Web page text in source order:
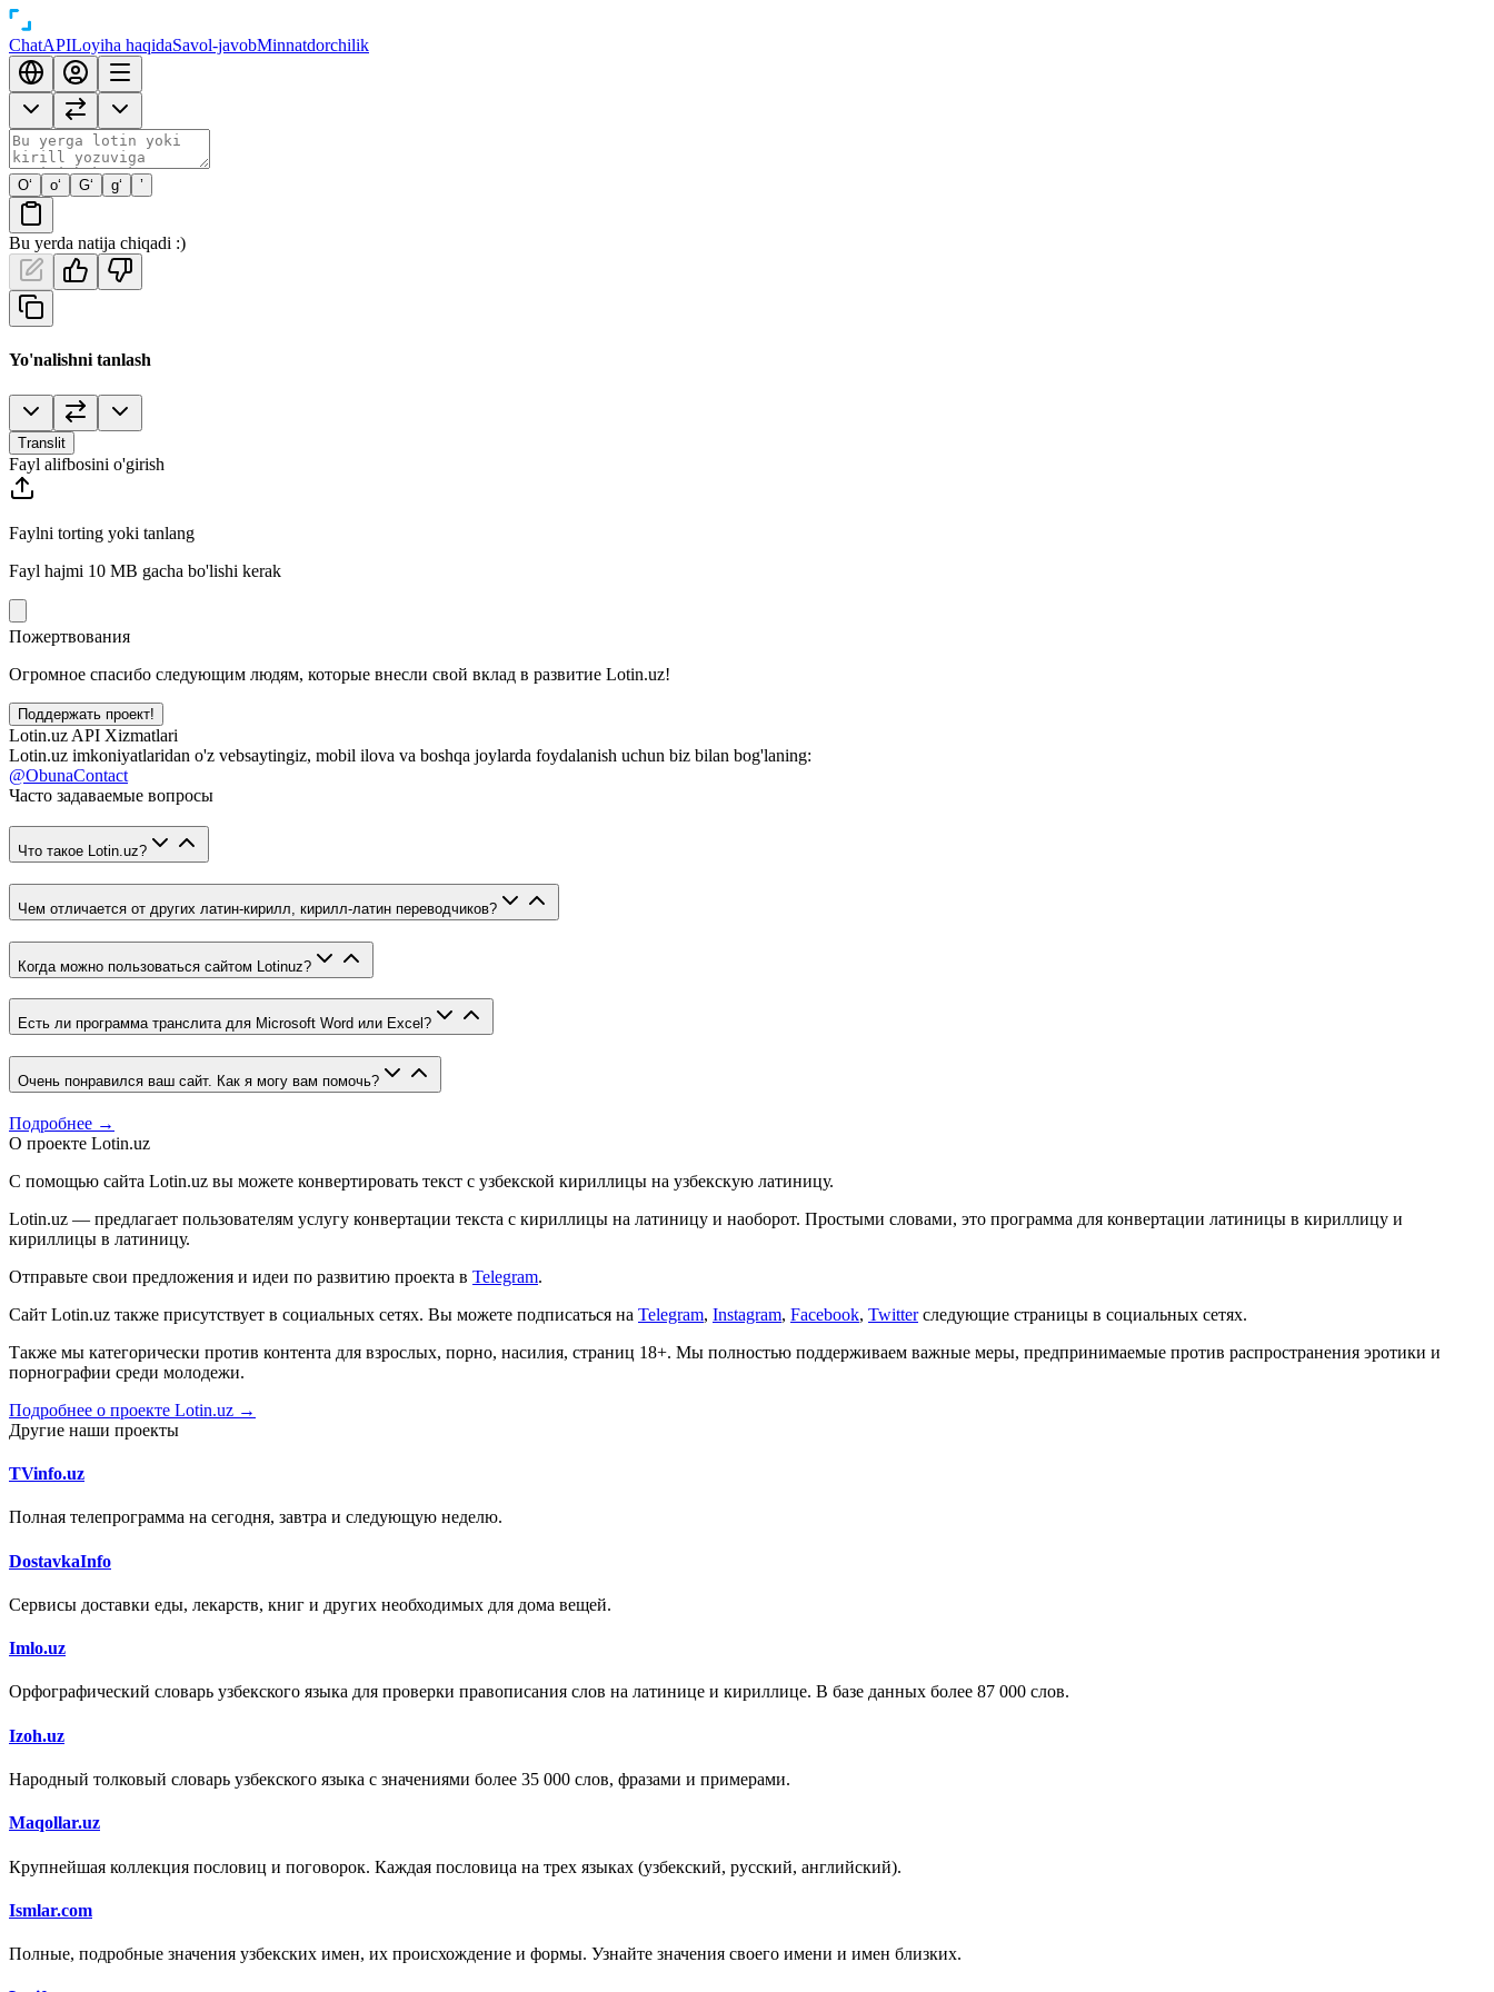
ChatAPILoyiha haqidaSavol-javobMinnatdorchilik
O‘ o‘ G‘ g‘ ’
Bu yerda natija chiqadi :)
Yo'nalishni tanlash
Translit
Fayl alifbosini o'girish
Faylni torting yoki tanlang
Fayl hajmi 10 MB gacha bo'lishi kerak
Пожертвования
Огромное спасибо следующим людям, которые внесли свой вклад в развитие Lotin.uz!
Поддержать проект!
Lotin.uz API Xizmatlari
Lotin.uz imkoniyatlaridan o'z vebsaytingiz, mobil ilova va boshqa joylarda foydalanish uchun biz bilan bog'laning:
@ObunaContact
Часто задаваемые вопросы
Что такое Lotin.uz?
Чем отличается от других латин-кирилл, кирилл-латин переводчиков?
Когда можно пользоваться сайтом Lotinuz?
Есть ли программа транслита для Microsoft Word или Excel?
Очень понравился ваш сайт. Как я могу вам помочь?
Подробнее →
О проекте Lotin.uz
С помощью сайта Lotin.uz вы можете конвертировать текст с узбекской кириллицы на узбекскую латиницу.
Lotin.uz — предлагает пользователям услугу конвертации текста с кириллицы на латиницу и наоборот. Простыми словами, это программа для конвертации латиницы в кириллицу и
кириллицы в латиницу.
Отправьте свои предложения и идеи по развитию проекта в Telegram.
Сайт Lotin.uz также присутствует в социальных сетях. Вы можете подписаться на Telegram, Instagram, Facebook, Twitter следующие страницы в социальных сетях.
Также мы категорически против контента для взрослых, порно, насилия, страниц 18+. Мы полностью поддерживаем важные меры, предпринимаемые против распространения эротики и
порнографии среди молодежи.
Подробнее о проекте Lotin.uz →
Другие наши проекты
TVinfo.uz
Полная телепрограмма на сегодня, завтра и следующую неделю.
DostavkaInfo
Сервисы доставки еды, лекарств, книг и других необходимых для дома вещей.
Imlo.uz
Орфографический словарь узбекского языка для проверки правописания слов на латинице и кириллице. В базе данных более 87 000 слов.
Izoh.uz
Народный толковый словарь узбекского языка с значениями более 35 000 слов, фразами и примерами.
Maqollar.uz
Крупнейшая коллекция пословиц и поговорок. Каждая пословица на трех языках (узбекский, русский, английский).
Ismlar.com
Полные, подробные значения узбекских имен, их происхождение и формы. Узнайте значения своего имени и имен близких.